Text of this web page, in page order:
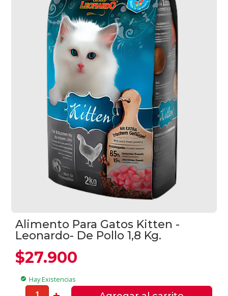
Alimento Para Gatos Kitten -
Leonardo- De Pollo 1,8 Kg.
$27.900
check_circle Hay Existencias
Alimento